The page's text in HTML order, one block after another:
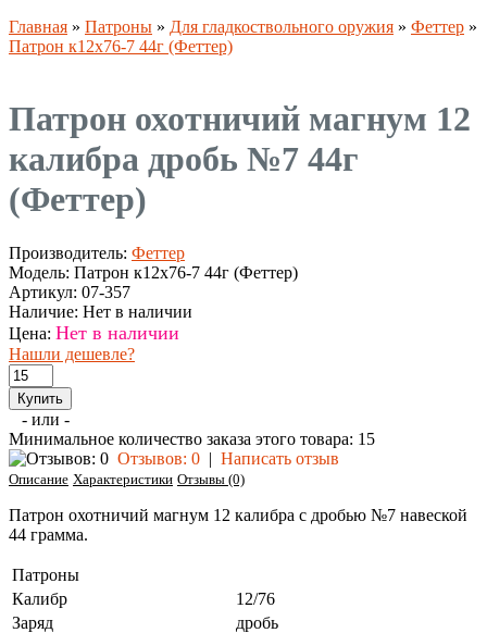
Главная » Патроны » Для гладкоствольного оружия » Феттер »
Патрон к12х76-7 44г (Феттер)
Патрон охотничий магнум 12
калибра дробь №7 44г
(Феттер)
Производитель: Феттер
Модель: Патрон к12х76-7 44г (Феттер)
Артикул: 07-357
Наличие: Нет в наличии
Цена: Нет в наличии
Нашли дешевле?
- или -
Минимальное количество заказа этого товара: 15
Отзывов: 0 | Написать отзыв
Описание Характеристики Отзывы (0)
Патрон охотничий магнум 12 калибра с дробью №7 навеской
44 грамма.
Патроны
Калибр
12/76
Заряд
дробь